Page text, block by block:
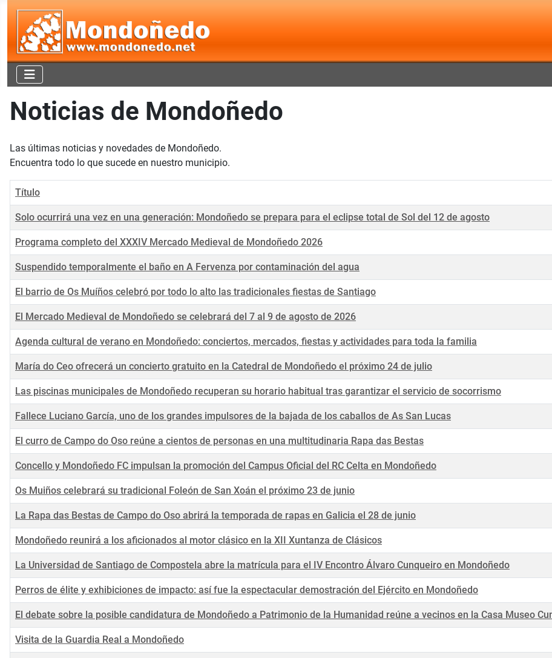
Noticias de Mondoñedo
Las últimas noticias y novedades de Mondoñedo.
Encuentra todo lo que sucede en nuestro municipio.
Título
Solo ocurrirá una vez en una generación: Mondoñedo se prepara para el eclipse total de Sol del 12 de agosto
Programa completo del XXXIV Mercado Medieval de Mondoñedo 2026
Suspendido temporalmente el baño en A Fervenza por contaminación del agua
El barrio de Os Muíños celebró por todo lo alto las tradicionales fiestas de Santiago
El Mercado Medieval de Mondoñedo se celebrará del 7 al 9 de agosto de 2026
Agenda cultural de verano en Mondoñedo: conciertos, mercados, fiestas y actividades para toda la familia
María do Ceo ofrecerá un concierto gratuito en la Catedral de Mondoñedo el próximo 24 de julio
Las piscinas municipales de Mondoñedo recuperan su horario habitual tras garantizar el servicio de socorrismo
Fallece Luciano García, uno de los grandes impulsores de la bajada de los caballos de As San Lucas
El curro de Campo do Oso reúne a cientos de personas en una multitudinaria Rapa das Bestas
Concello y Mondoñedo FC impulsan la promoción del Campus Oficial del RC Celta en Mondoñedo
Os Muiños celebrará su tradicional Foleón de San Xoán el próximo 23 de junio
La Rapa das Bestas de Campo do Oso abrirá la temporada de rapas en Galicia el 28 de junio
Mondoñedo reunirá a los aficionados al motor clásico en la XII Xuntanza de Clásicos
La Universidad de Santiago de Compostela abre la matrícula para el IV Encontro Álvaro Cunqueiro en Mondoñedo
Perros de élite y exhibiciones de impacto: así fue la espectacular demostración del Ejército en Mondoñedo
El debate sobre la posible candidatura de Mondoñedo a Patrimonio de la Humanidad reúne a vecinos en la Casa Museo
Visita de la Guardia Real a Mondoñedo